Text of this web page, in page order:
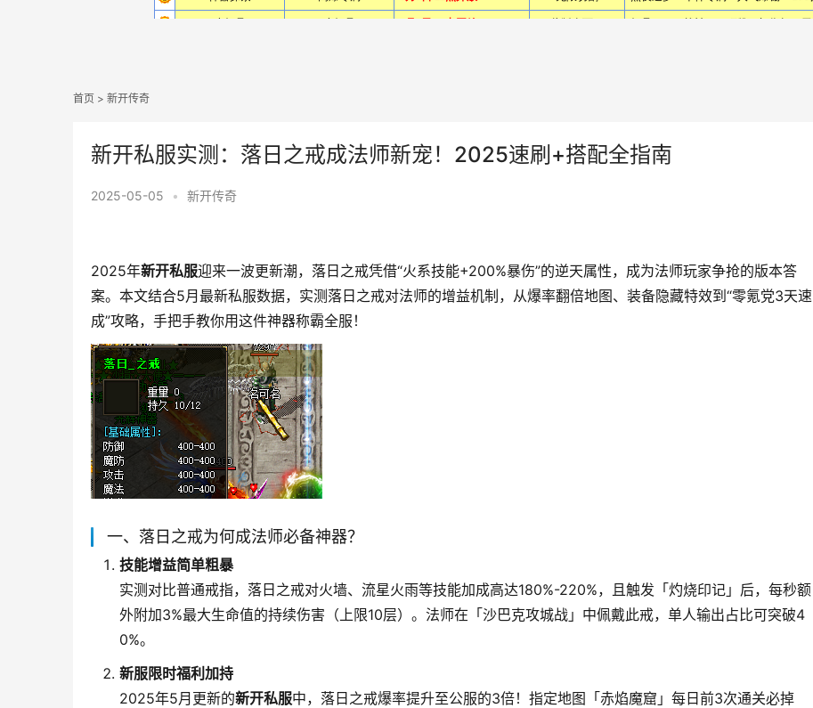
首页 > 新开传奇
新开私服实测：落日之戒成法师新宠！2025速刷+搭配全指南
2025-05-05 • 新开传奇
2025年新开私服迎来一波更新潮，落日之戒凭借“火系技能+200%暴伤”的逆天属性，成为法师玩家争抢的版本答
案。本文结合5月最新私服数据，实测落日之戒对法师的增益机制，从爆率翻倍地图、装备隐藏特效到“零氪党3天速
成”攻略，手把手教你用这件神器称霸全服！
一、落日之戒为何成法师必备神器？
技能增益简单粗暴
实测对比普通戒指，落日之戒对火墙、流星火雨等技能加成高达180%-220%，且触发「灼烧印记」后，每秒额
外附加3%最大生命值的持续伤害（上限10层）。法师在「沙巴克攻城战」中佩戴此戒，单人输出占比可突破4
0%。
新服限时福利加持
2025年5月更新的新开私服中，落日之戒爆率提升至公服的3倍！指定地图「赤焰魔窟」每日前3次通关必掉